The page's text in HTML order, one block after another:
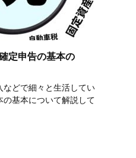
定申告の基本の
どで細々と生活してい
基本について解説して